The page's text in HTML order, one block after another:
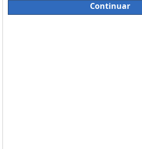
Continuar